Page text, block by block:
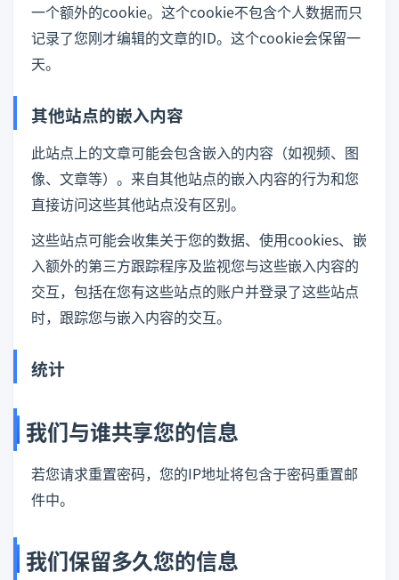
一个额外的cookie。这个cookie不包含个人数据而只
记录了您刚才编辑的文章的ID。这个cookie会保留一
天。
其他站点的嵌入内容
此站点上的文章可能会包含嵌入的内容（如视频、图
像、文章等）。来自其他站点的嵌入内容的行为和您
直接访问这些其他站点没有区别。
这些站点可能会收集关于您的数据、使用cookies、嵌
入额外的第三方跟踪程序及监视您与这些嵌入内容的
交互，包括在您有这些站点的账户并登录了这些站点
时，跟踪您与嵌入内容的交互。
统计
我们与谁共享您的信息
若您请求重置密码，您的IP地址将包含于密码重置邮
件中。
我们保留多久您的信息